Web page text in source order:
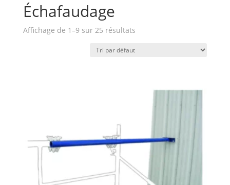
Échafaudage
Affichage de 1–9 sur 25 résultats